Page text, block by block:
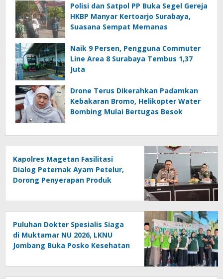
Polisi dan Satpol PP Buka Segel Gereja
HKBP Manyar Kertoarjo Surabaya,
Suasana Sempat Memanas
Naik 9 Persen, Pengguna Commuter
Line Area 8 Surabaya Tembus 1,37
Juta
Drone Terus Dikerahkan Padamkan
Kebakaran Bromo, Helikopter Water
Bombing Mulai Bertugas Besok
Kapolres Magetan Fasilitasi
Dialog Peternak Ayam Petelur,
Dorong Penyerapan Produk
Puluhan Dokter Spesialis Siaga
di Muktamar NU 2026, LKNU
Jombang Buka Posko Kesehatan